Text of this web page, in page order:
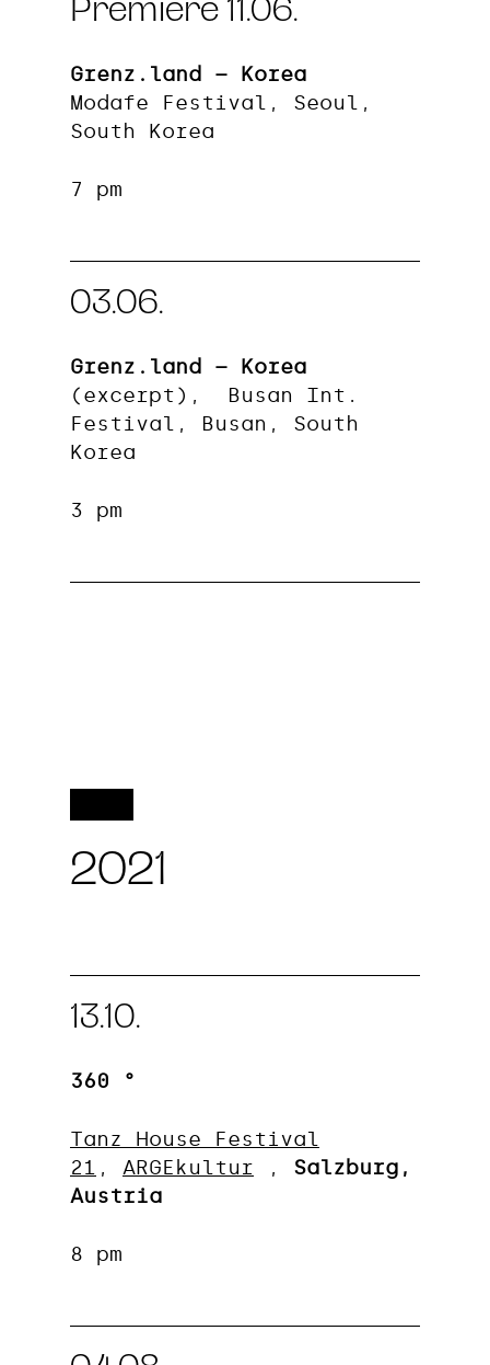
Premiere 11.06.
Grenz.land – Korea
Modafe Festival, Seoul,
South Korea
7 pm
03.06.
Grenz.land – Korea
(excerpt), Busan Int.
Festival, Busan, South
Korea
3 pm
2021
13.10.
360 °
Tanz_House Festival
21 , ARGEkultur , Salzburg,
Austria
8 pm